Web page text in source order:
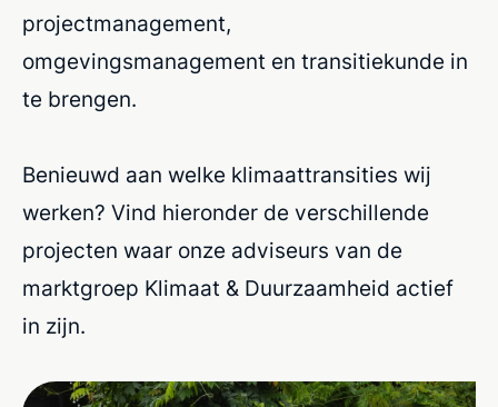
projectmanagement,
omgevingsmanagement en transitiekunde in
te brengen.
Benieuwd aan welke klimaattransities wij
werken? Vind hieronder de verschillende
projecten waar onze adviseurs van de
marktgroep Klimaat & Duurzaamheid actief
in zijn.